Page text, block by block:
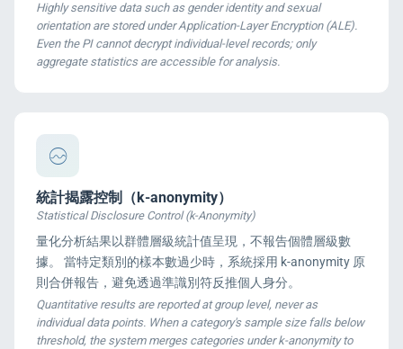
Highly sensitive data such as gender identity and sexual
orientation are stored under Application-Layer Encryption (ALE).
Even the PI cannot decrypt individual-level records; only
aggregate statistics are accessible for analysis.
統計揭露控制（k-anonymity）
Statistical Disclosure Control (k-Anonymity)
量化分析結果以群體層級統計值呈現，不報告個體層級數
據。 當特定類別的樣本數過少時，系統採用 k-anonymity 原
則合併報告，避免透過準識別符反推個人身分。
Quantitative results are reported at group level, never as
individual data points. When a category's sample size falls below
threshold, the system merges categories under k-anonymity to